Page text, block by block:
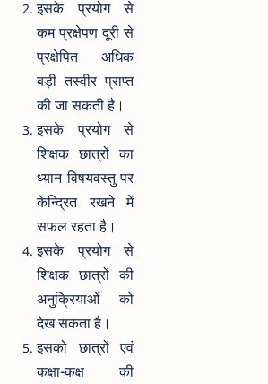
इसके प्रयोग से
कम प्रक्षेपण दूरी से
प्रक्षेपित अधिक
बड़ी तस्वीर प्राप्त
की जा सकती है।
इसके प्रयोग से
शिक्षक छात्रों का
ध्यान विषयवस्तु पर
केन्द्रित रखने में
सफल रहता है।
इसके प्रयोग से
शिक्षक छात्रों की
अनुक्रियाओं को
देख सकता है।
इसको छात्रों एवं
कक्षा-कक्ष की